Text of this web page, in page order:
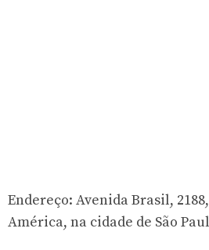
Endereço: Avenida Brasil,
América, na cidade de São